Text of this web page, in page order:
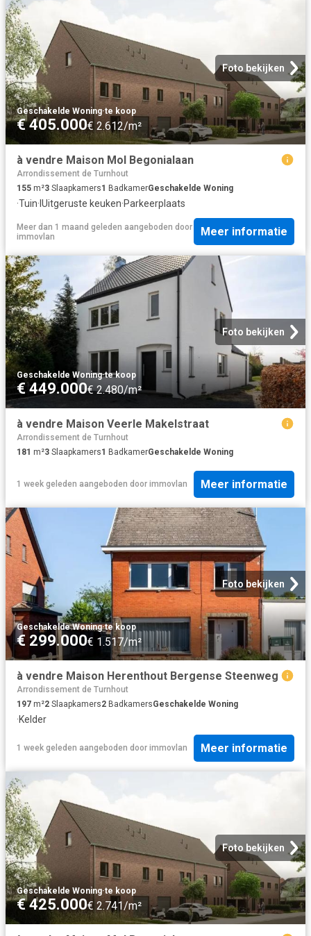
Foto bekijken
Geschakelde Woning·te koop
€ 405.000€ 2.612/m²
à vendre Maison Mol Begonialaan
Arrondissement de Turnhout
155 m²3 Slaapkamers1 BadkamerGeschakelde Woning
·Tuin· IUitgeruste keuken·Parkeerplaats
Meer dan 1 maand geleden aangeboden door
immovlan
Meer informatie
Foto bekijken
Geschakelde Woning·te koop
€ 449.000€ 2.480/m²
à vendre Maison Veerle Makelstraat
Arrondissement de Turnhout
181 m²3 Slaapkamers1 BadkamerGeschakelde Woning
1 week geleden aangeboden door immovlan Meer informatie
Foto bekijken
Geschakelde Woning·te koop
€ 299.000€ 1.517/m²
à vendre Maison Herenthout Bergense Steenweg
Arrondissement de Turnhout
197 m²2 Slaapkamers2 BadkamersGeschakelde Woning
·Kelder
1 week geleden aangeboden door immovlan Meer informatie
Foto bekijken
Geschakelde Woning·te koop
€ 425.000€ 2.741/m²